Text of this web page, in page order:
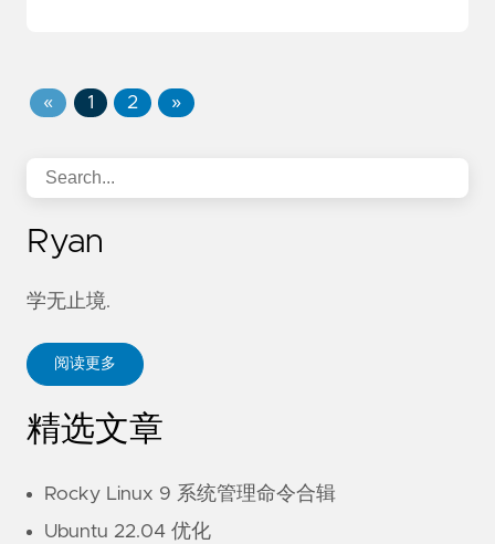
« 1 2 »
Ryan
学无止境.
阅读更多
精选文章
Rocky Linux 9 系统管理命令合辑
Ubuntu 22.04 优化